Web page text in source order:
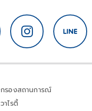
กรองสถานการณ์
วาไรตี้